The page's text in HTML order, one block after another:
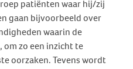
patiënten waar hij/zij
gaan bijvoorbeeld over
waarin de
zo een inzicht te
oorzaken. Tevens wordt